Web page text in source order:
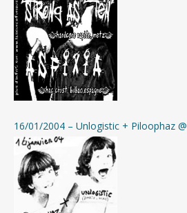
16/01/2004 – Unlogistic + Piloophaz